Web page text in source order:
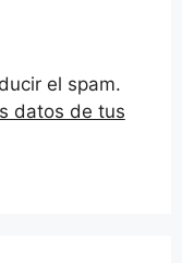
el spam.
datos de tus